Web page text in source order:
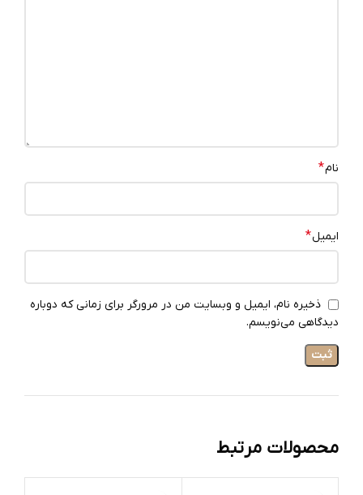
نام*
ایمیل*
ذخیره نام، ایمیل و وبسایت من در مرورگر برای زمانی که دوباره
دیدگاهی می‌نویسم.
محصولات مرتبط